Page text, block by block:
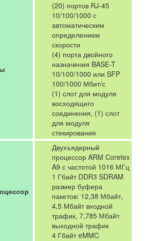
(20) портов RJ-45
10/100/1000 с
автоматическим
определением
скорости
(4) порта двойного
назначения BASE-T
10/100/1000 или SFP
100/1000 Мбит/с
(1) слот для модуля
восходящего
соединения, (1) слот
для модуля
стекирования
Двухъядерный
процессор ARM Coretex
A9 с частотой 1016 МГц
1 Гбайт DDR3 SDRAM
размер буфера
пакетов: 12,38 Мбайт,
4,5 Мбайт входной
трафик, 7,785 Мбайт
выходной трафик
4 Гбайт eMMC